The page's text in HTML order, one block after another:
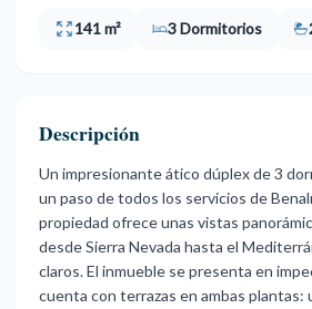
141 m² 3 Dormitorios
Descripción
Un impresionante ático dúplex de 3
un paso de todos los servicios de
propiedad ofrece unas vistas
desde Sierra Nevada hasta el
claros. El inmueble se presenta en
cuenta con terrazas en ambas plantas: